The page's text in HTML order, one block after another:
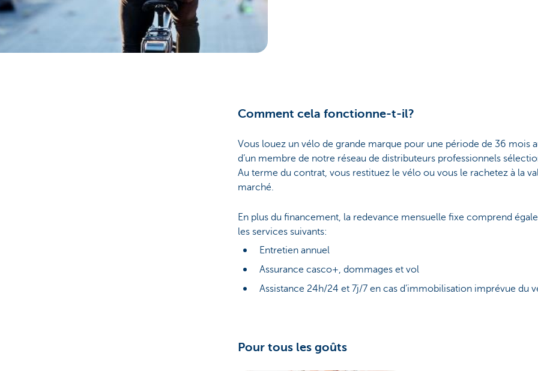
Entrepreneurs
Comment cela fonctionne-t-il?
Vous louez un vélo de grande marque pour une période de 36 mois
d’un membre de notre réseau de distributeurs professionnels
Au terme du contrat, vous restituez le vélo ou vous le rachetez à la
marché.
En plus du financement, la redevance mensuelle fixe comprend
les services suivants:
Entretien annuel
Assurance casco+, dommages et vol
Assistance 24h/24 et 7j/7 en cas d’immobilisation imprévue du
Pour tous les goûts